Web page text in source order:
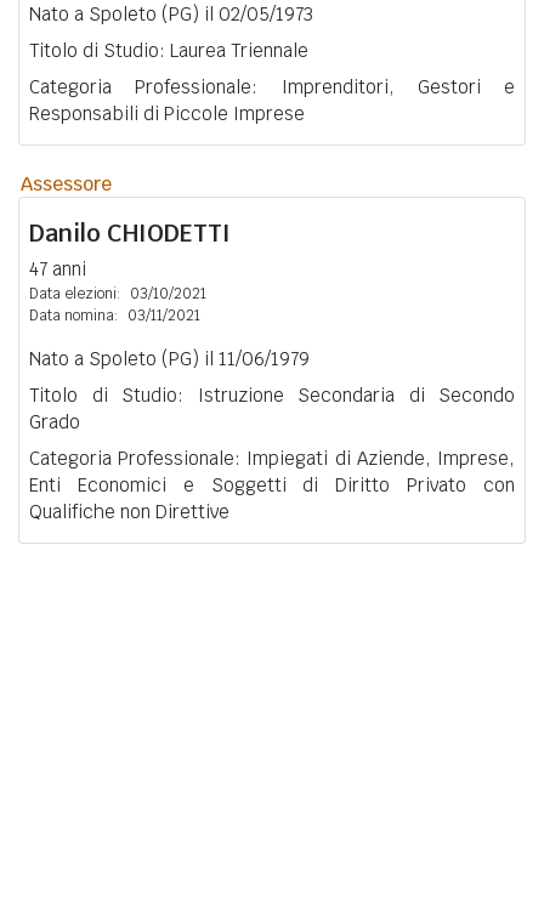
Nato a Spoleto (PG) il 02/05/1973
Titolo di Studio: Laurea Triennale
Categoria Professionale: Imprenditori, Gestori e
Responsabili di Piccole Imprese
Assessore
Danilo CHIODETTI
47 anni
Data elezioni:
03/10/2021
Data nomina:
03/11/2021
Nato a Spoleto (PG) il 11/06/1979
Titolo di Studio: Istruzione Secondaria di Secondo
Grado
Categoria Professionale: Impiegati di Aziende, Imprese,
Enti Economici e Soggetti di Diritto Privato con
Qualifiche non Direttive